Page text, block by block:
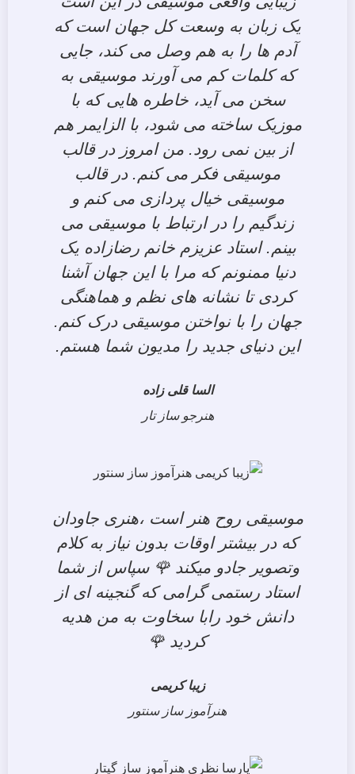
یک زبان به وسعت کل جهان است که
آدم ها را به هم وصل می کند، جایی
که کلمات کم می آورند موسیقی به
سخن می آید، خاطره هایی که با
موزیک ساخته می شود، با الزایمر هم
از بین نمی رود. من امروز در قالب
موسیقی فکر می کنم. در قالب
موسیقی خیال پردازی می کنم و
زندگیم را در ارتباط با موسیقی می
بینم. استاد عزیزم خانم رضازاده یک
دنیا ممنونم که مرا با این جهان آشنا
کردی تا نشانه های نظم و هماهنگی
جهان را با نواختن موسیقی درک کنم.
این دنیای جدید را مدیون شما هستم.
السا قلی زاده
هنرجو ساز تار
موسیقی روح هنر است ،هنری جاودان
که در بیشتر اوقات بدون نیاز به کلام
وتصویر جادو میکند 🌹 سپاس از شما
استاد رستمی گرامی که گنجینه ای از
دانش خود رابا سخاوت به من هدیه
کردید 🌹
زیبا کریمی
هنرآموز ساز سنتور